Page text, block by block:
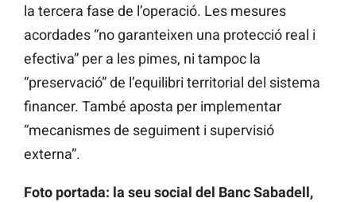
la tercera fase de l’operació. Les mesures
acordades “no garanteixen una protecció real i
efectiva” per a les pimes, ni tampoc la
“preservació” de l’equilibri territorial del sistema
financer. També aposta per implementar
“mecanismes de seguiment i supervisió
externa”.
Foto portada: la seu social del Banc Sabadell,